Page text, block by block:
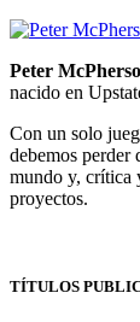
Peter
nacido en
Con un solo
debemos perder
mundo y, crítica
proyectos.
TÍTULOS